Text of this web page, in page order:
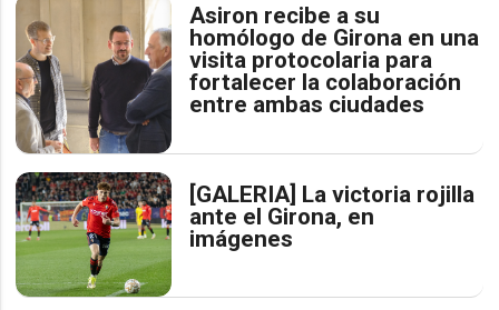
Asiron recibe a su
homólogo de Girona en una
visita protocolaria para
fortalecer la colaboración
entre ambas ciudades
[GALERIA] La victoria rojilla
ante el Girona, en
imágenes